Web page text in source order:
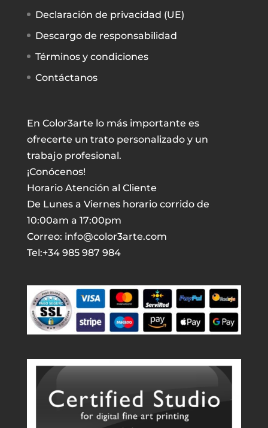
Declaración de privacidad (UE)
Descargo de responsabilidad
Términos y condiciones
Contáctanos
En Color3arte lo más importante es
ofrecerte un trato personalizado y un
trabajo profesional.
¡Conócenos!
Horario Atención al Cliente
De Lunes a Viernes horario corrido de
10:00am a 17:00pm
Correo: info@color3arte.com
Tel:+34 985 987 984